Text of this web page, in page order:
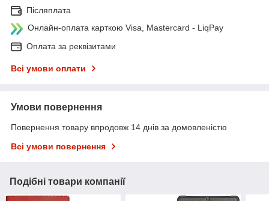
Післяплата
Онлайн-оплата карткою Visa, Mastercard - LiqPay
Оплата за реквізитами
Всі умови оплати
Умови повернення
Повернення товару впродовж 14 днів за домовленістю
Всі умови повернення
Подібні товари компанії